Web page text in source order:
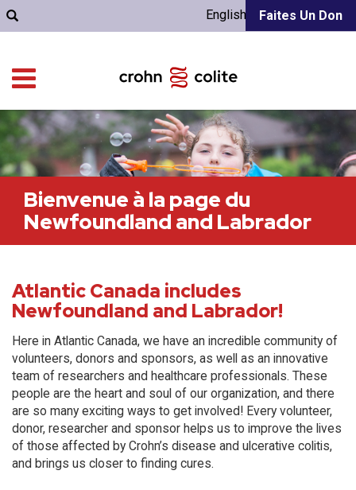
Faites Un Don
English
Bienvenue à la page du
Newfoundland and Labrador
Atlantic Canada includes
Newfoundland and Labrador!
Here in Atlantic Canada, we have an incredible community of
volunteers, donors and sponsors, as well as an innovative
team of researchers and healthcare professionals. These
people are the heart and soul of our organization, and there
are so many exciting ways to get involved! Every volunteer,
donor, researcher and sponsor helps us to improve the lives
of those affected by Crohn’s disease and ulcerative colitis,
and brings us closer to finding cures.